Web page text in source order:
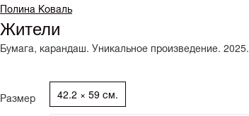
Полина Коваль
Жители
Бумага, карандаш. Уникальное произведение. 2025.
Размер 42.2 × 59 см.